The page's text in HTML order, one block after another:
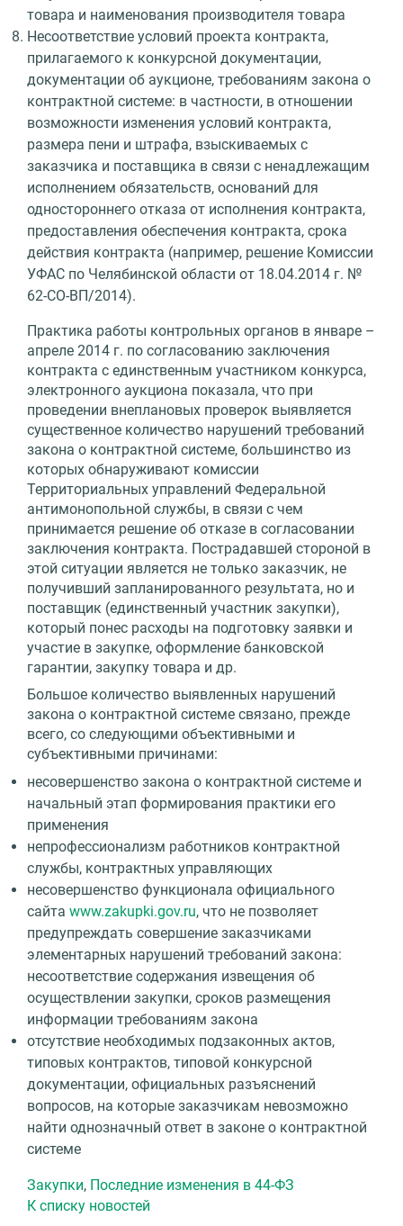
товара и наименования производителя товара
Несоответствие условий проекта контракта,
прилагаемого к конкурсной документации,
документации об аукционе, требованиям закона о
контрактной системе: в частности, в отношении
возможности изменения условий контракта,
размера пени и штрафа, взыскиваемых с
заказчика и поставщика в связи с ненадлежащим
исполнением обязательств, оснований для
одностороннего отказа от исполнения контракта,
предоставления обеспечения контракта, срока
действия контракта (например, решение Комиссии
УФАС по Челябинской области от 18.04.2014 г. №
62-СО-ВП/2014).
Практика работы контрольных органов в январе –
апреле 2014 г. по согласованию заключения
контракта с единственным участником конкурса,
электронного аукциона показала, что при
проведении внеплановых проверок выявляется
существенное количество нарушений требований
закона о контрактной системе, большинство из
которых обнаруживают комиссии
Территориальных управлений Федеральной
антимонопольной службы, в связи с чем
принимается решение об отказе в согласовании
заключения контракта. Пострадавшей стороной в
этой ситуации является не только заказчик, не
получивший запланированного результата, но и
поставщик (единственный участник закупки),
который понес расходы на подготовку заявки и
участие в закупке, оформление банковской
гарантии, закупку товара и др.
Большое количество выявленных нарушений
закона о контрактной системе связано, прежде
всего, со следующими объективными и
субъективными причинами:
несовершенство закона о контрактной системе и
начальный этап формирования практики его
применения
непрофессионализм работников контрактной
службы, контрактных управляющих
несовершенство функционала официального
сайта www.zakupki.gov.ru, что не позволяет
предупреждать совершение заказчиками
элементарных нарушений требований закона:
несоответствие содержания извещения об
осуществлении закупки, сроков размещения
информации требованиям закона
отсутствие необходимых подзаконных актов,
типовых контрактов, типовой конкурсной
документации, официальных разъяснений
вопросов, на которые заказчикам невозможно
найти однозначный ответ в законе о контрактной
системе
Закупки, Последние изменения в 44-ФЗ
К списку новостей